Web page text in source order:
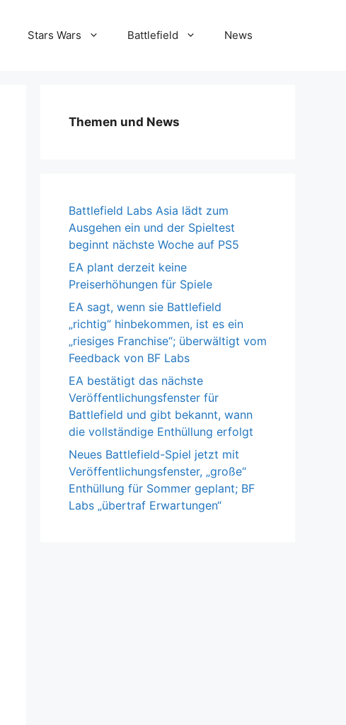
Stars Wars Battlefield News
Themen und News
Battlefield Labs Asia lädt zum
Ausgehen ein und der Spieltest
beginnt nächste Woche auf PS5
EA plant derzeit keine
Preiserhöhungen für Spiele
EA sagt, wenn sie Battlefield
„richtig“ hinbekommen, ist es ein
„riesiges Franchise“; überwältigt vom
Feedback von BF Labs
EA bestätigt das nächste
Veröffentlichungsfenster für
Battlefield und gibt bekannt, wann
die vollständige Enthüllung erfolgt
Neues Battlefield-Spiel jetzt mit
Veröffentlichungsfenster, „große“
Enthüllung für Sommer geplant; BF
Labs „übertraf Erwartungen“